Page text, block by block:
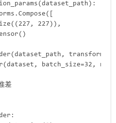
227)),
batch_size=32,
差